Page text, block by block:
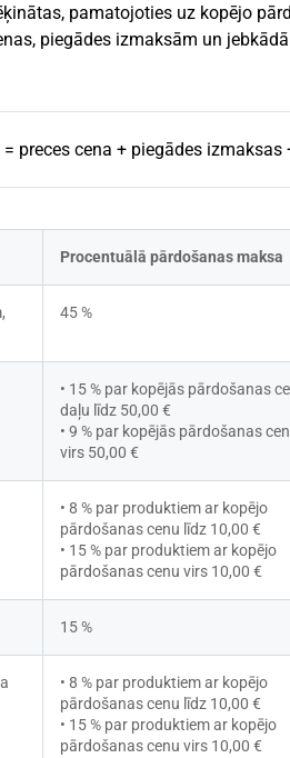
pamatojoties uz kopējo
piegādes izmaksām un
preces cena + piegādes
Procentuālā pārdošanas maksa
45 %
• 15 % par kopējās pārdošanas
daļu līdz 50,00 €
• 9 % par kopējās pārdošanas
virs 50,00 €
• 8 % par produktiem ar kopējo
pārdošanas cenu līdz 10,00 €
• 15 % par produktiem ar kopējo
pārdošanas cenu virs 10,00 €
15 %
• 8 % par produktiem ar kopējo
pārdošanas cenu līdz 10,00 €
• 15 % par produktiem ar kopējo
pārdošanas cenu virs 10,00 €